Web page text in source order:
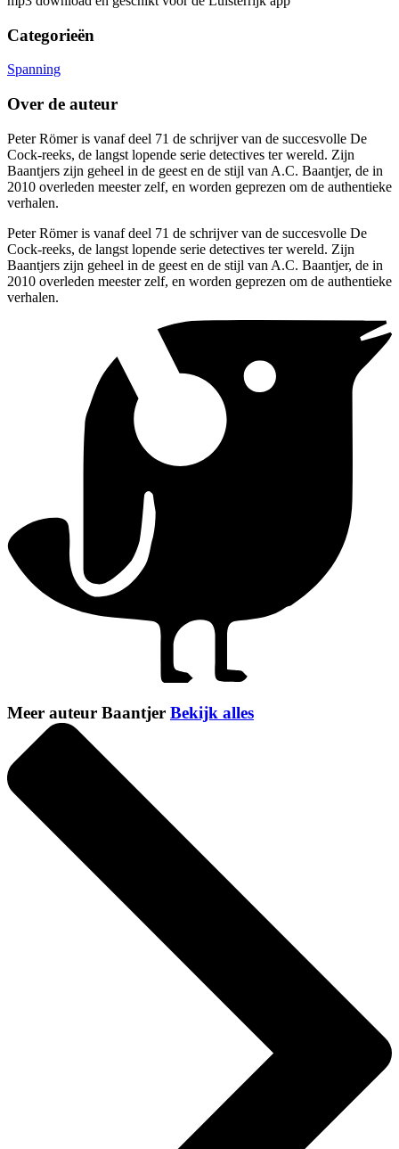
Categorieën
Spanning
Over de auteur
Peter Römer is vanaf deel 71 de schrijver van de succesvolle De
Cock-reeks, de langst lopende serie detectives ter wereld. Zijn
Baantjers zijn geheel in de geest en de stijl van A.C. Baantjer, de in
2010 overleden meester zelf, en worden geprezen om de authentieke
verhalen.
Peter Römer is vanaf deel 71 de schrijver van de succesvolle De
Cock-reeks, de langst lopende serie detectives ter wereld. Zijn
Baantjers zijn geheel in de geest en de stijl van A.C. Baantjer, de in
2010 overleden meester zelf, en worden geprezen om de authentieke
verhalen.
Meer auteur Baantjer Bekijk alles